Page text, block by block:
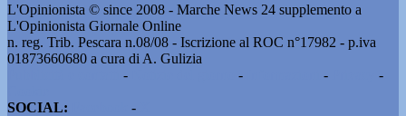
L'Opinionista © since 2008 - Marche News 24 supplemento a
L'Opinionista Giornale Online
n. reg. Trib. Pescara n.08/08 - Iscrizione al ROC n°17982 - p.iva
01873660680 a cura di A. Gulizia
- - -
-
SOCIAL:
-